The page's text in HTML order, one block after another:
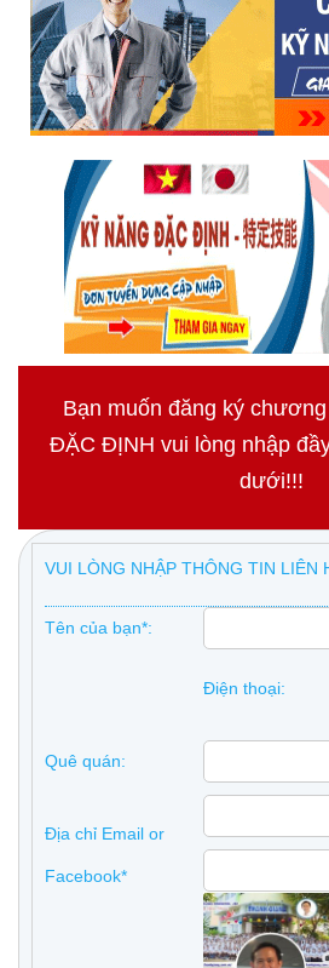
Bạn muốn đăng ký
ĐẶC ĐỊNH vui lòng nhập
dưới!!!
VUI LÒNG NHẬP THÔNG TIN LIÊN
Tên của bạn*:
Điện thoại:
Quê quán:
Địa chỉ Email or
Facebook*